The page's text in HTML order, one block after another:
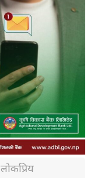
लोकप्रिय